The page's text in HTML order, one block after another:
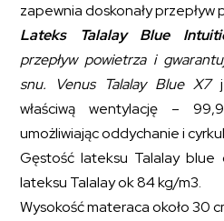
zapewnia doskonały przepływ
Lateks Talalay Blue
przepływ powietrza i
snu.
Venus Talalay Blue X7
właściwą wentylację –
umożliwiając oddychanie i
Gęstość lateksu Talalay
lateksu Talalay ok 84 kg/m3.
Wysokość materaca około 30